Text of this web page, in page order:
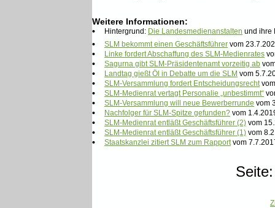
Weitere Informationen:
•
Hintergrund: Die Landesmedienanstalten und ihre
• SLM bekommt einen Geschäftsführer vom
• Linke fordert Abschaffung des SLM-Medienrates
• Sagurna gibt SLM-Präsidentenamt vorzeitig ab
• Landtag gießt Öl in Debatte um die SLM vom
• SLM-Versammlung fordert Entscheidungsrecht
• SLM-Medienrat vertagt Personalie „unbestimmt“
• SLM-Versammlung will neue Bewerberrunde vom
• Nachfolger für SLM-Spitze gefunden? vom
• SLM-Medienrat entläßt Geschäftsführer (2) vom
• SLM-Medienrat entläßt Geschäftsführer (1) vom
• Staatskanzlei zitiert SLM zum Rapportvom